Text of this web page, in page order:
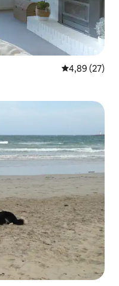
Gemiddelde
4,89 (27)